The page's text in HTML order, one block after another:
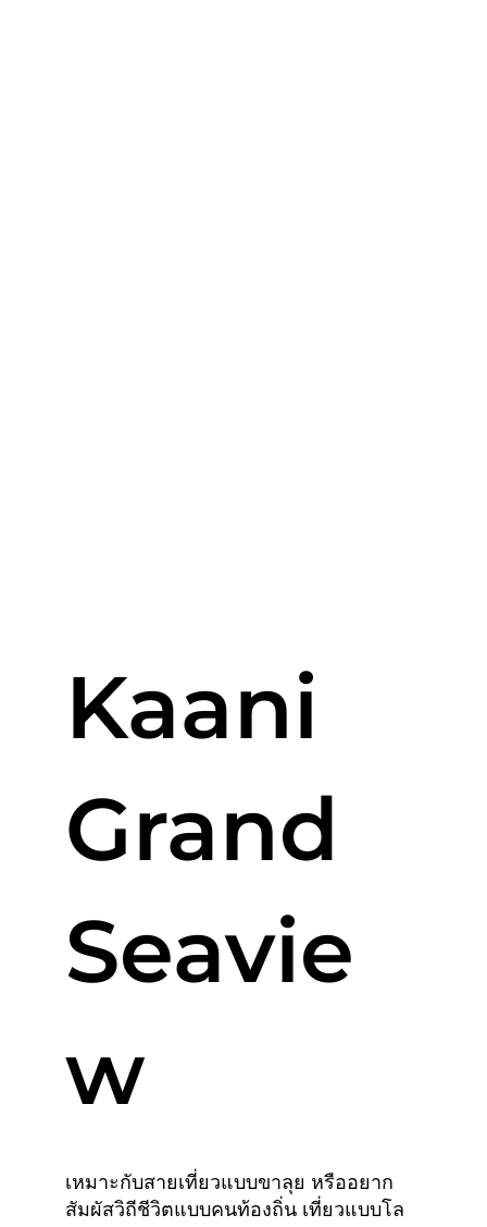
เหมาะกับสายเที่ยวแบบขาลุย หรืออยาก
สัมผัสวิถีชีวิตแบบคนท้องถิ่น เที่ยวแบบโล
Kaani
Grand
Seavie
w